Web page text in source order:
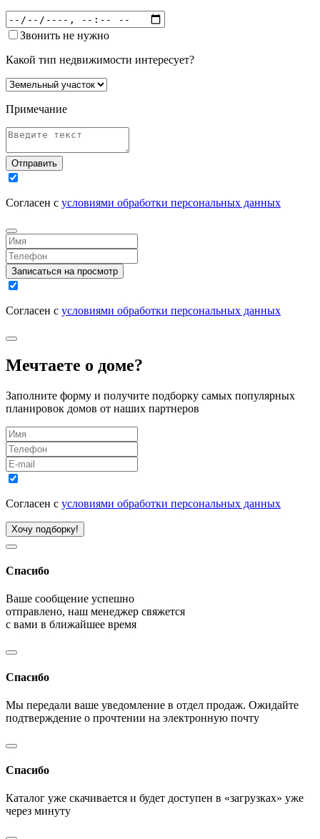
Звонить не нужно
Какой тип недвижимости интересует?
Примечание
Отправить
Согласен с условиями обработки персональных данных
Записаться на просмотр
Согласен с условиями обработки персональных данных
Мечтаете о доме?
Заполните форму и получите подборку самых популярных
планировок домов от наших партнеров
Согласен с условиями обработки персональных данных
Хочу подборку!
Спасибо
Ваше сообщение успешно
отправлено, наш менеджер свяжется
с вами в ближайшее время
Спасибо
Мы передали ваше уведомление в отдел продаж. Ожидайте
подтверждение о прочтении на электронную почту
Спасибо
Каталог уже скачивается и будет доступен в «загрузках» уже
через минуту